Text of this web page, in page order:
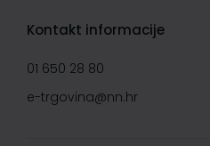
Kontakt informacije
01 650 28 80
e-trgovina@nn.hr